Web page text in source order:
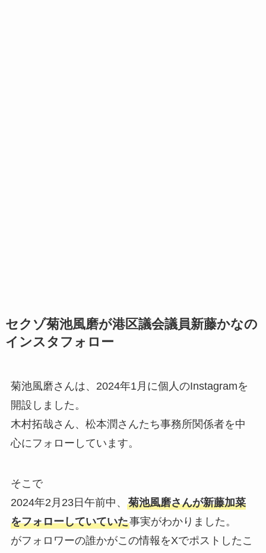
セクゾ菊池風磨が港区議会議員新藤かなの
インスタフォロー
菊池風磨さんは、2024年1月に個人のInstagramを
開設しました。
木村拓哉さん、松本潤さんたち事務所関係者を中
心にフォローしています。
そこで
2024年2月23日午前中、 菊池風磨さんが新藤加菜
をフォローしていていた事実がわかりました。
がフォロワーの誰かがこの情報をXでポストしたこ